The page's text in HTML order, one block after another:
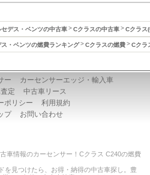
セデス・ベンツの中古車 Cクラスの中古車 Cクラス
ス・ベンツの燃費ランキング Cクラスの燃費 Cクラ
ー
カーセンサーエッジ・輸入車
定
中古車リース
ポリシー
利用規約
プ
お問い合わせ
車情報のカーセンサー！Cクラス C240の燃費
を見つけたら、お得・納得の中古車探し。豊